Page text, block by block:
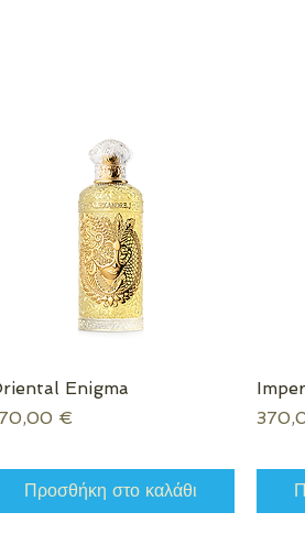
Γρήγορη προβολή
Enigma
€
Προσθήκη στο καλάθι
Τιμή